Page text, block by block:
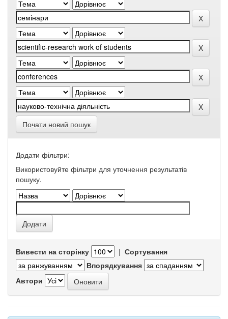
Почати новий пошук
Додати фільтри:
Використовуйте фільтри для уточнення результатів
пошуку.
Вивести на сторінку | Сортування
Впорядкування
Автори